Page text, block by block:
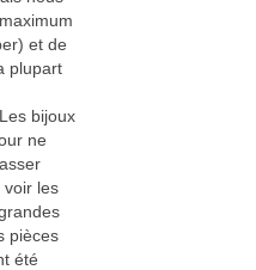
et de
plupart
bijoux
ne
voir les
pièces
été